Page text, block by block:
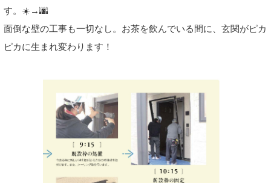
す。☀️→🌆
面倒な壁の工事も一切なし。お茶を飲んでいる間に、玄関がピカ
ピカに生まれ変わります！